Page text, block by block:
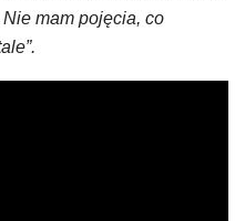
mam pojęcia, co